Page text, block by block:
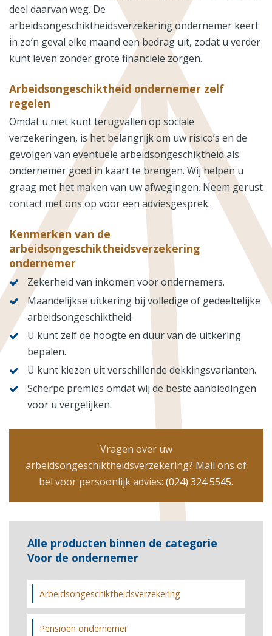
deel daarvan weg. De
arbeidsongeschiktheidsverzekering ondernemer keert
in zo’n geval elke maand een bedrag uit, zodat u verder
kunt leven zonder grote financiële zorgen.
Arbeidsongeschiktheid ondernemer zelf
regelen
Omdat u niet kunt terugvallen op sociale
verzekeringen, is het belangrijk om uw risico’s en de
gevolgen van eventuele arbeidsongeschiktheid als
ondernemer goed in kaart te brengen. Wij helpen u
graag met het maken van uw afwegingen. Neem gerust
contact met ons op voor een adviesgesprek.
Kenmerken van de
arbeidsongeschiktheidsverzekering
ondernemer
Zekerheid van inkomen voor ondernemers.
Maandelijkse uitkering bij volledige of gedeeltelijke
arbeidsongeschiktheid.
U kunt zelf de hoogte en duur van de uitkering
bepalen.
U kunt kiezen uit verschillende dekkingsvarianten.
Scherpe premies omdat wij de beste aanbiedingen
voor u vergelijken.
Vragen over uw
arbeidsongeschiktheidsverzekering? Mail ons of
bel voor persoonlijk advies: (024) 324 5545.
Alle producten binnen de categorie
Voor de ondernemer
Arbeidsongeschiktheidsverzekering
Pensioen ondernemer